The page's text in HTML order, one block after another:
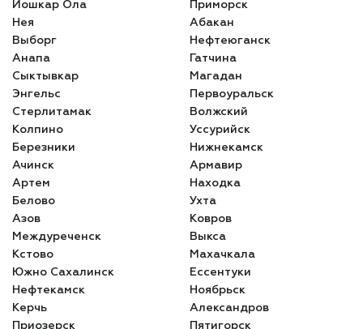
Йошкар Ола
Приморск
Нея
Абакан
Выборг
Нефтеюганск
Анапа
Гатчина
Сыктывкар
Магадан
Энгельс
Первоуральск
Стерлитамак
Волжский
Колпино
Уссурийск
Березники
Нижнекамск
Ачинск
Армавир
Артем
Находка
Белово
Ухта
Азов
Ковров
Междуреченск
Выкса
Кстово
Махачкала
Южно Сахалинск
Ессентуки
Нефтекамск
Ноябрьск
Керчь
Александров
Приозерск
Пятигорск